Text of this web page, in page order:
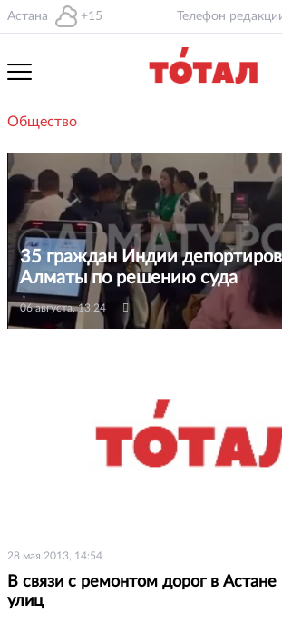
Астана +15 Телефон
Общество
35 граждан Индии
Алматы по решению суда
06 августа, 13:24
28 мая 2013, 14:54
В связи с ремонтом дорог в
улиц